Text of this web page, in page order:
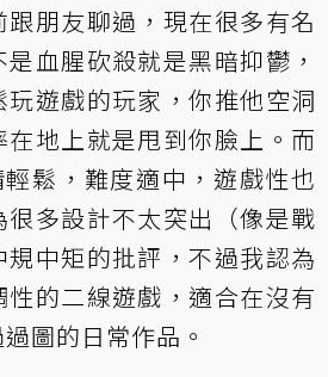
朋友聊過，現在很多有名
血腥砍殺就是黑暗抑鬱，
遊戲的玩家，你推他空洞
地上就是甩到你臉上。而
鬆，難度適中，遊戲性也
多設計不太突出（像是戰
中矩的批評，不過我認為
的二線遊戲，適合在沒有
圖的日常作品。